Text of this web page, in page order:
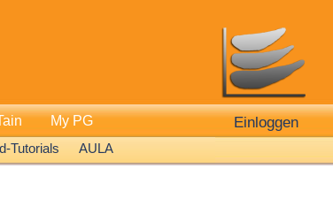
Tutorials AULA
My PG Einloggen